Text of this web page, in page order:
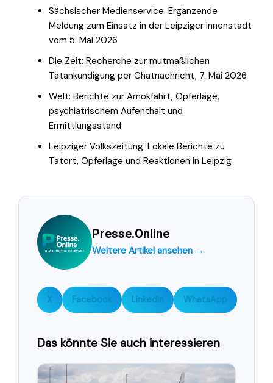
Sächsischer Medienservice: Ergänzende
Meldung zum Einsatz in der Leipziger Innenstadt
vom 5. Mai 2026
Die Zeit: Recherche zur mutmaßlichen
Tatankündigung per Chatnachricht, 7. Mai 2026
Welt: Berichte zur Amokfahrt, Opferlage,
psychiatrischem Aufenthalt und
Ermittlungsstand
Leipziger Volkszeitung: Lokale Berichte zu
Tatort, Opferlage und Reaktionen in Leipzig
Presse.Online
Weitere Artikel ansehen →
X Facebook LinkedIn WhatsApp
Das könnte Sie auch interessieren